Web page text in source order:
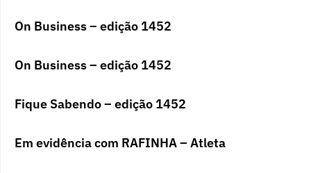
On Business – edição 1452
On Business – edição 1452
Fique Sabendo – edição 1452
Em evidência com RAFINHA – Atleta